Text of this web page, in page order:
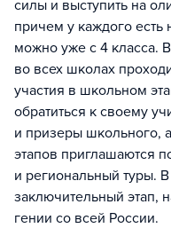
силы и выступить на
причем у каждого есть
можно уже с 4 класса.
во всех школах
участия в школьном
обратиться к своему
и призеры школьного,
этапов приглашаются
и региональный туры.
заключительный этап,
гении со всей России.